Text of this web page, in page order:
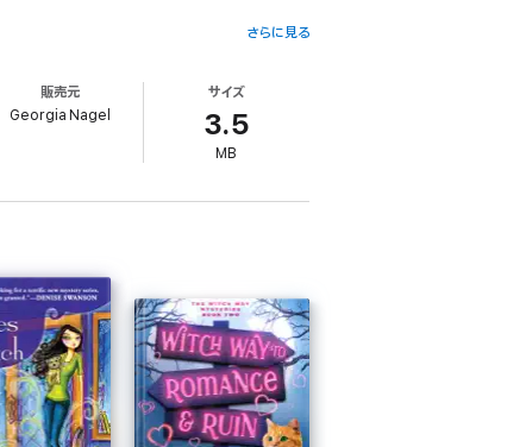
さらに見る
販売元
Georgia Nagel
サイズ
3.5
MB